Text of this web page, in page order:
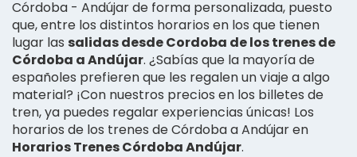
Córdoba - Andújar de forma personalizada, puesto
que, entre los distintos horarios en los que tienen
lugar las salidas desde Cordoba de los trenes de
Córdoba a Andújar. ¿Sabías que la mayoría de
españoles prefieren que les regalen un viaje a algo
material? ¡Con nuestros precios en los billetes de
tren, ya puedes regalar experiencias únicas! Los
horarios de los trenes de Córdoba a Andújar en
Horarios Trenes Córdoba Andújar.